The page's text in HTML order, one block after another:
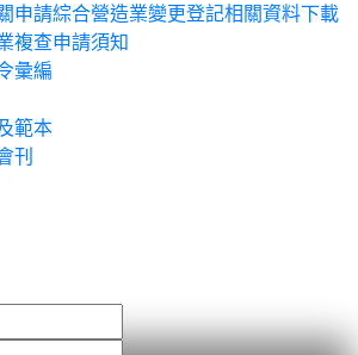
申請綜合營造業變更登記相關資料下載
複查申請須知
彙編
範本
刊